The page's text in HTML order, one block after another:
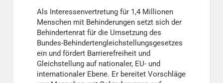
Als Interessenvertretung für 1,4 Millionen
Menschen mit Behinderungen setzt sich der
Behindertenrat für die Umsetzung des
Bundes-Behindertengleichstellungsgesetzes
ein und fördert Barrierefreiheit und
Gleichstellung auf nationaler, EU- und
internationaler Ebene. Er bereitet Vorschläge